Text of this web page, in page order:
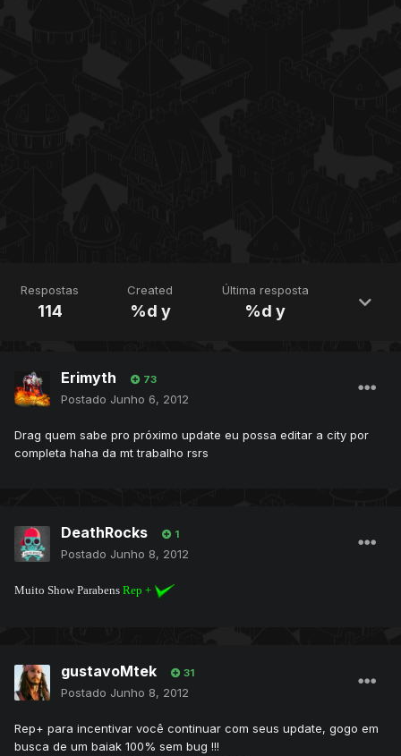
Respostas
114
Created
%d y
Última resposta
%d y
Erimyth 73
Postado Junho 6, 2012
Drag quem sabe pro próximo update eu possa editar a city por
completa haha da mt trabalho rsrs
DeathRocks 1
Postado Junho 8, 2012
Muito Show Parabens Rep +
gustavoMtek 31
Postado Junho 8, 2012
Rep+ para incentivar você continuar com seus update, gogo em
busca de um baiak 100% sem bug !!!